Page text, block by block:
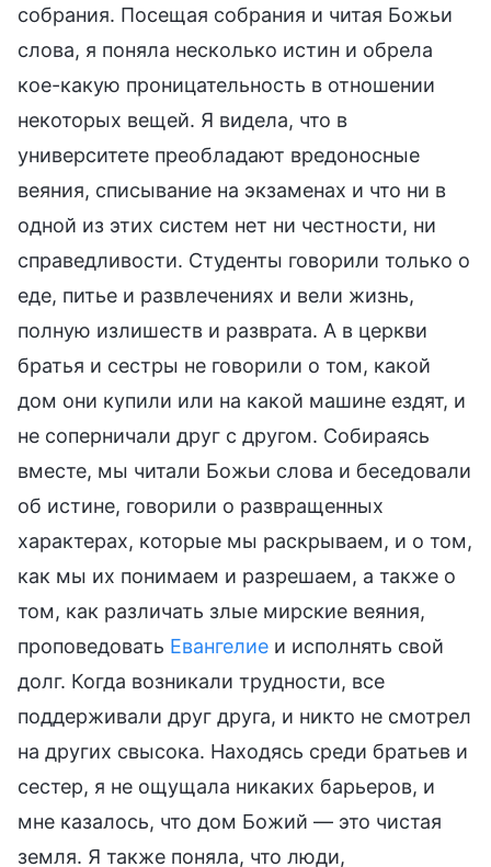
собрания. Посещая собрания и читая Божьи
слова, я поняла несколько истин и обрела
кое-какую проницательность в отношении
некоторых вещей. Я видела, что в
университете преобладают вредоносные
веяния, списывание на экзаменах и что ни в
одной из этих систем нет ни честности, ни
справедливости. Студенты говорили только о
еде, питье и развлечениях и вели жизнь,
полную излишеств и разврата. А в церкви
братья и сестры не говорили о том, какой
дом они купили или на какой машине ездят, и
не соперничали друг с другом. Собираясь
вместе, мы читали Божьи слова и беседовали
об истине, говорили о развращенных
характерах, которые мы раскрываем, и о том,
как мы их понимаем и разрешаем, а также о
том, как различать злые мирские веяния,
проповедовать Евангелие и исполнять свой
долг. Когда возникали трудности, все
поддерживали друг друга, и никто не смотрел
на других свысока. Находясь среди братьев и
сестер, я не ощущала никаких барьеров, и
мне казалось, что дом Божий — это чистая
земля. Я также поняла, что люди,